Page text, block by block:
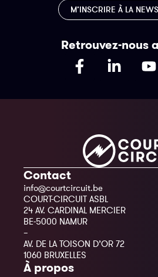
M’INSCRIRE À LA
Retrouvez-nous
Contact
info@courtcircuit.be
COURT-CIRCUIT ASBL
24 AV. CARDINAL MERCIER
BE-5000 NAMUR
–
AV. DE LA TOISON D’OR 72
1060 BRUXELLES
À propos